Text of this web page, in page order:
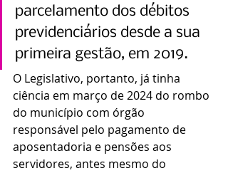
parcelamento dos débitos
previdenciários desde a sua
primeira gestão, em 2019.
O Legislativo, portanto, já tinha
ciência em março de 2024 do rombo
do município com órgão
responsável pelo pagamento de
aposentadoria e pensões aos
servidores, antes mesmo do